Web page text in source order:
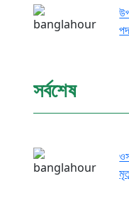
সর্বশেষ